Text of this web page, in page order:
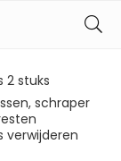
2 stuks
schraper
verwijderen